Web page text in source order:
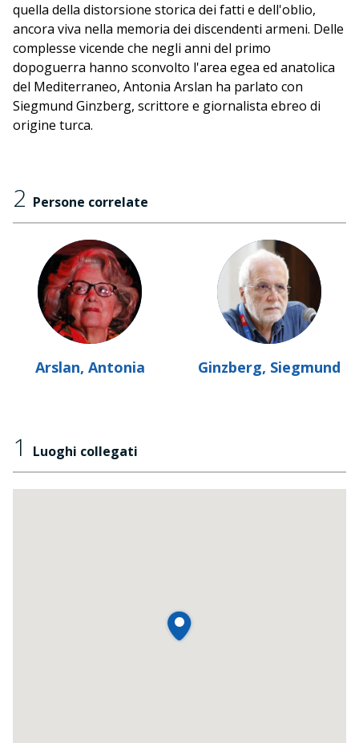
quella della distorsione storica dei fatti e dell'oblio,
ancora viva nella memoria dei discendenti armeni. Delle
complesse vicende che negli anni del primo
dopoguerra hanno sconvolto l'area egea ed anatolica
del Mediterraneo, Antonia Arslan ha parlato con
Siegmund Ginzberg, scrittore e giornalista ebreo di
origine turca.
2 Persone correlate
Arslan, Antonia Ginzberg, Siegmund
1 Luoghi collegati